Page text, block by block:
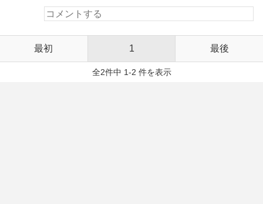
最初 1 最後
全2件中 1-2 件を表示